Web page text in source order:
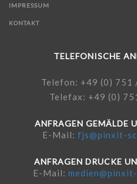
IMPRESSUM
KONTAKT
TELEFONISCHE
Telefon: +49 (0) 751
Telefax: +49 (0)
ANFRAGEN GEMÄLDE
E-Mail: fjs@pinxit-
ANFRAGEN DRUCKE
E-Mail: